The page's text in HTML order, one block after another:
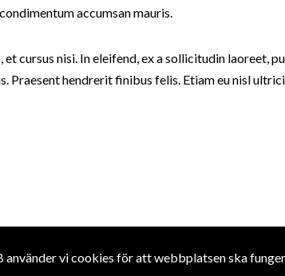
använder vi cookies för att webbplatsen ska
accumsan mauris.
cursus nisi. In eleifend, ex a sollicitudin laoreet,
Praesent hendrerit finibus felis. Etiam eu nisl